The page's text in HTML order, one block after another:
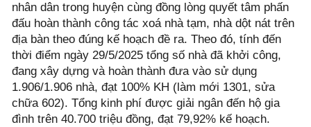
nhân dân trong huyện cùng đồng lòng quyết tâm phấn
đấu hoàn thành công tác xoá nhà tạm, nhà dột nát trên
địa bàn theo đúng kế hoạch đề ra. Theo đó, tính đến
thời điểm ngày 29/5/2025 tổng số nhà đã khởi công,
đang xây dựng và hoàn thành đưa vào sử dụng
1.906/1.906 nhà, đạt 100% KH (làm mới 1301, sửa
chữa 602). Tổng kinh phí được giải ngân đến hộ gia
đình trên 40.700 triệu đồng, đạt 79,92% kế hoạch.